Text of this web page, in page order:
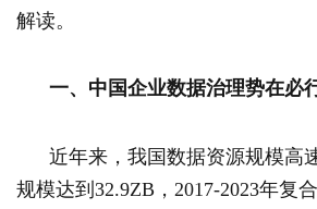
解读。
一、中国企业数据治理势在必
近年来，我国数据资源规模高
规模达到32.9ZB，2017-2023年复